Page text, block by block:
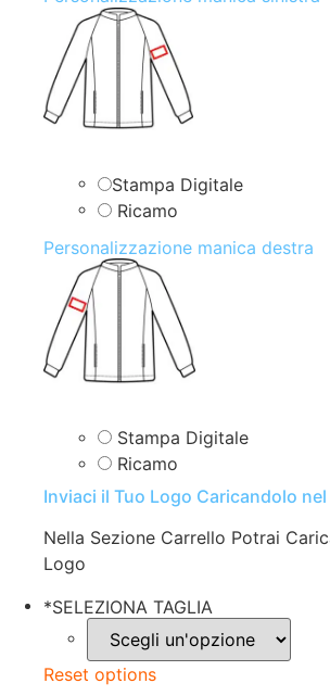
Stampa Digitale
Ricamo
Personalizzazione manica destra
Stampa Digitale
Ricamo
Inviaci il Tuo Logo Caricandolo
Nella Sezione Carrello Potrai
Logo
*SELEZIONA TAGLIA
Reset options